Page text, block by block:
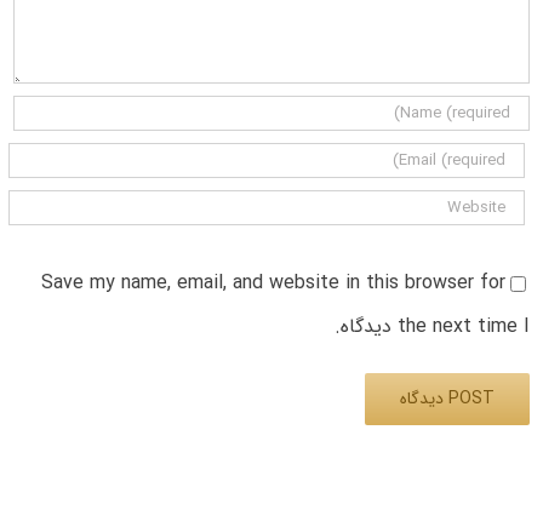
Save my name, email, and website in this browser for
the next time I دیدگاه.